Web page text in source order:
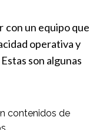
con un equipo que
operativa y
son algunas
contenidos de